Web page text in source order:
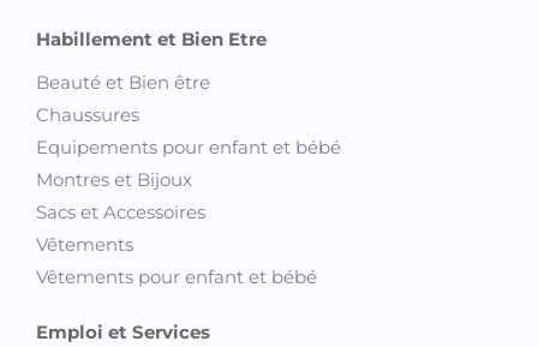
Habillement et Bien Etre
Beauté et Bien être
Chaussures
Equipements pour enfant et bébé
Montres et Bijoux
Sacs et Accessoires
Vêtements
Vêtements pour enfant et bébé
Emploi et Services